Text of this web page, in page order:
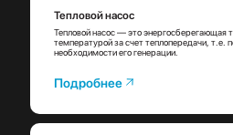
Тепловой насос
Тепловой насос — это энергосберегающая
температурой за счет теплопередачи, т.е.
необходимости его генерации.
Подробнее